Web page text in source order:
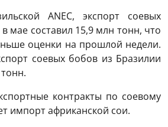
ANEC, экспорт соевых
мае составил 15,9 млн тонн, что
оценки на прошлой недели.
соевых бобов из Бразилии
контракты по соевому
импорт африканской сои.